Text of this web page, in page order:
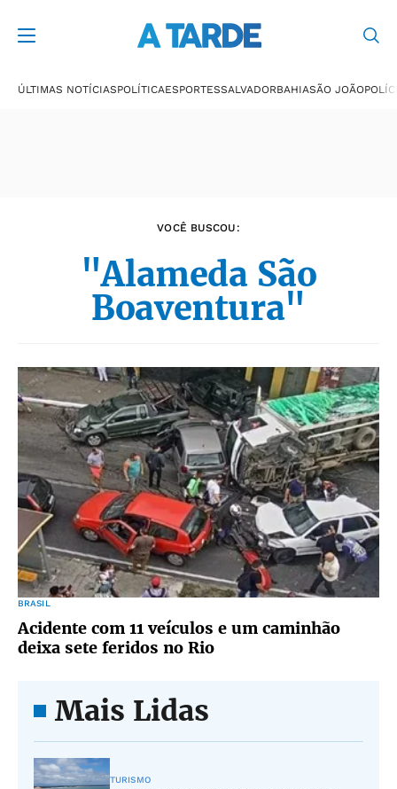
ÚLTIMAS NOTÍCIASPOLÍTICAESPORTESSALVADORBAHIASÃO JOÃO
VOCÊ BUSCOU:
"Alameda São
Boaventura"
BRASIL
Acidente com 11 veículos e um caminhão
deixa sete feridos no Rio
Mais Lidas
TURISMO